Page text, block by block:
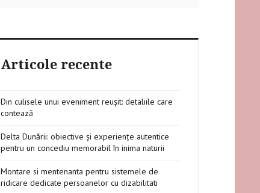
Articole recente
Din culisele unui eveniment reușit: detaliile care
contează
Delta Dunării: obiective și experiențe autentice
pentru un concediu memorabil în inima naturii
Montare si mentenanta pentru sistemele de
ridicare dedicate persoanelor cu dizabilitati